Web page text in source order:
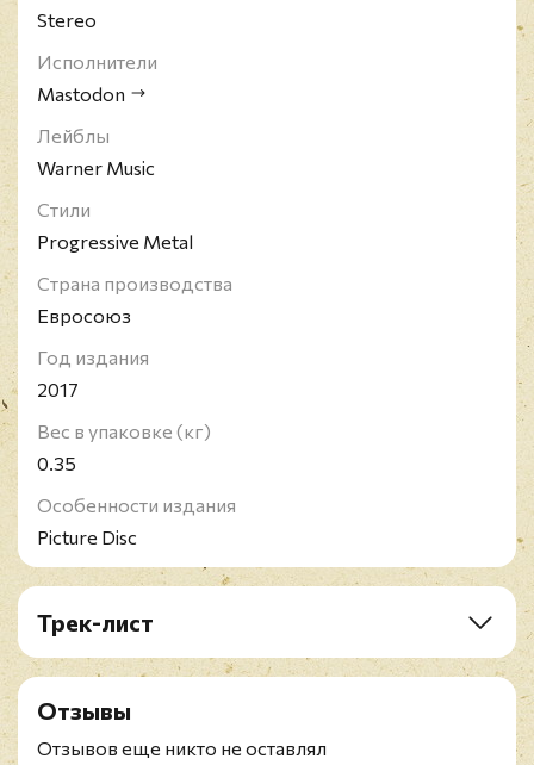
Stereo
Исполнители
Mastodon
Лейблы
Warner Music
Стили
Progressive Metal
Страна производства
Евросоюз
Год издания
2017
Вес в упаковке (кг)
0.35
Особенности издания
Picture Disc
Трек-лист
A1. Oblivion
A2. Divinations
A3. Quintessence
A4. The Czar: Usurper/Escape/Martyr/Spiral
Отзывы
Отзывов еще никто не оставлял